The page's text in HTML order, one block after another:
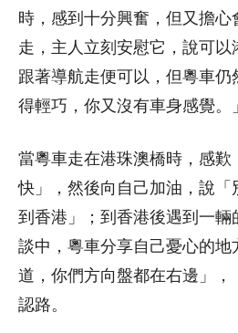
時，感到十分興奮，但又擔
走，主人立刻安慰它，說可
跟著導航走便可以，但粵車仍
得輕巧，你又沒有車身感覺。」
當粵車走在港珠澳橋時，感歎
快」，然後向自己加油，說
到香港」；到香港後遇到一輛
談中，粵車分享自己憂心的
道，你們方向盤都在右邊」
認路。